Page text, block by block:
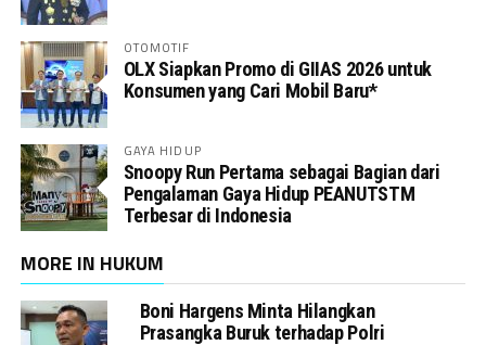
OTOMOTIF
OLX Siapkan Promo di GIIAS 2026 untuk
Konsumen yang Cari Mobil Baru*
GAYA HIDUP
Snoopy Run Pertama sebagai Bagian dari
Pengalaman Gaya Hidup PEANUTSTM
Terbesar di Indonesia
MORE IN HUKUM
Boni Hargens Minta Hilangkan
Prasangka Buruk terhadap Polri